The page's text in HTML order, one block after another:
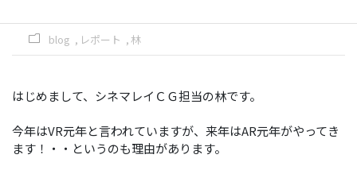
blog レポート 林
はじめまして、シネマレイＣＧ担当の林です。
今年はVR元年と言われていますが、来年はAR元年がやってき
ます！・・というのも理由があります。